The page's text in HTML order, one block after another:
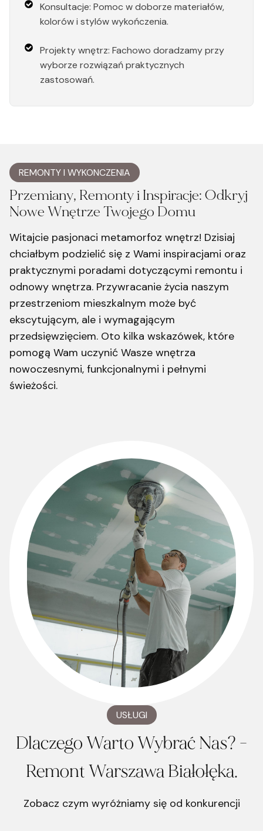
Konsultacje: Pomoc w doborze materiałów,
kolorów i stylów wykończenia.
Projekty wnętrz: Fachowo doradzamy przy
wyborze rozwiązań praktycznych
zastosowań.
REMONTY I WYKONCZENIA
Przemiany, Remonty i Inspiracje: Odkryj
Nowe Wnętrze Twojego Domu
Witajcie pasjonaci metamorfoz wnętrz! Dzisiaj
chciałbym podzielić się z Wami inspiracjami oraz
praktycznymi poradami dotyczącymi remontu i
odnowy wnętrza. Przywracanie życia naszym
przestrzeniom mieszkalnym może być
ekscytującym, ale i wymagającym
przedsięwzięciem. Oto kilka wskazówek, które
pomogą Wam uczynić Wasze wnętrza
nowoczesnymi, funkcjonalnymi i pełnymi
świeżości.
USŁUGI
Dlaczego Warto Wybrać Nas? -
Remont Warszawa Białołęka.
Zobacz czym wyróżniamy się od konkurencji